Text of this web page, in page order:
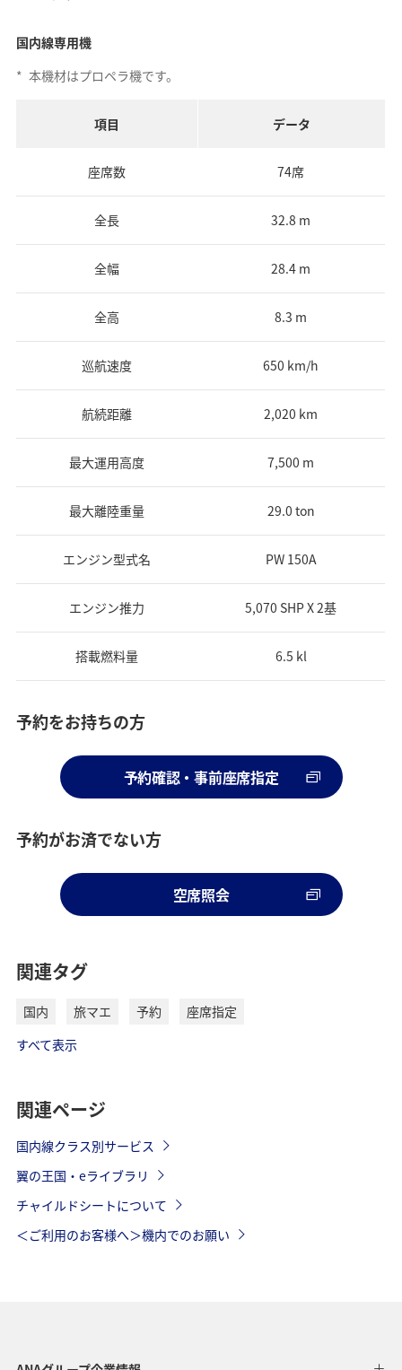
国内線専用機
* 本機材はプロペラ機です。
項目 データ
座席数 74席
全長 32.8 m
全幅 28.4 m
全高 8.3 m
巡航速度 650 km/h
航続距離 2,020 km
最大運用高度 7,500 m
最大離陸重量 29.0 ton
エンジン型式名 PW 150A
エンジン推力 5,070 SHP X 2基
搭載燃料量 6.5 kl
予約をお持ちの方
予約確認・事前座席指定
予約がお済でない方
空席照会
関連タグ
国内 旅マエ 予約
座席指定
すべて表示
関連ページ
国内線クラス別サービス
翼の王国・eライブラリ
チャイルドシートについて
＜ご利用のお客様へ＞機内でのお願い